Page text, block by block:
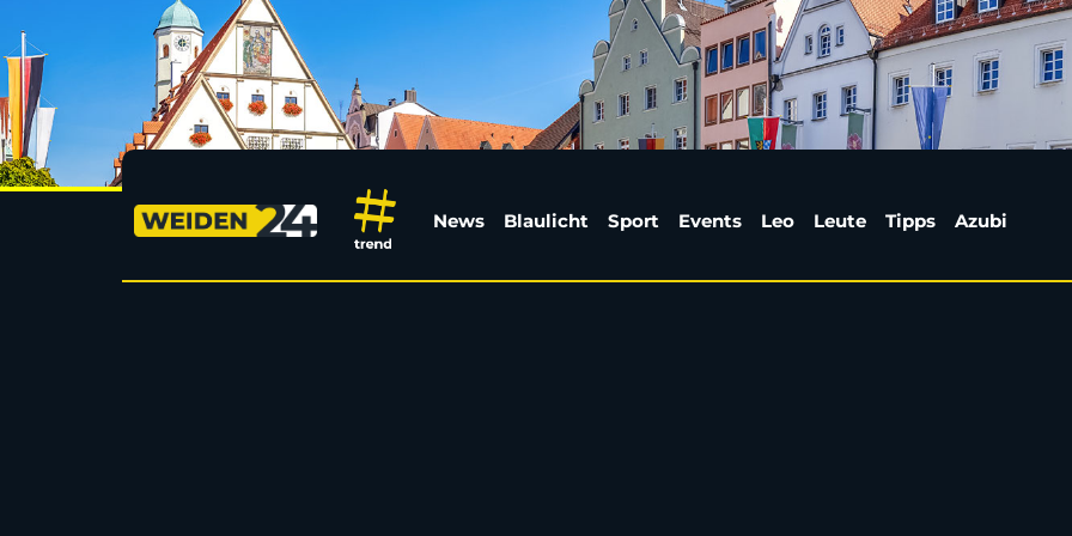
Wichtige Hinweise zu Johannisfeuern im
News Blaulicht Sport Events Leo Leute Tipps Azubi